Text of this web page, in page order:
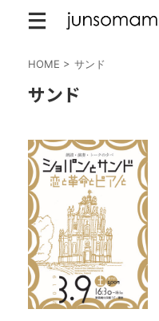
HOME > サンド
サンド